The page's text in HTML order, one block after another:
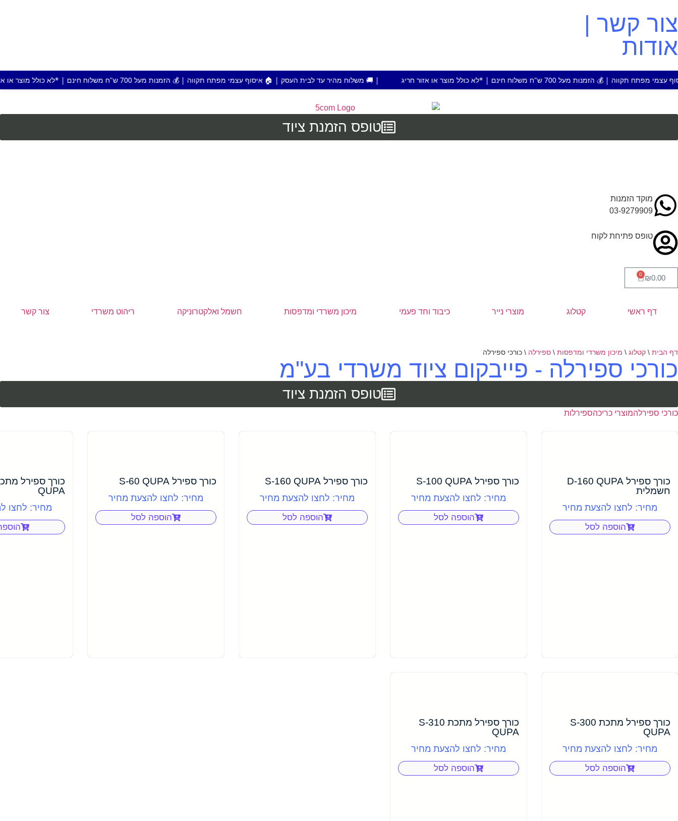
צור קשר |
אודות
700 ש"ח משלוח חינם | *לא כולל מוצר או אזור חריג | 🚚 משלוח מהיר עד לבית העסק | 🏠 איסוף עצמי מפתח תקווה | 💰 הזמנות מעל 700 ש"ח משלוח חינם | *לא כולל מוצר או אזור חריג |
טופס הזמנת ציוד
מוקד הזמנות
03-9279909
טופס פתיחת לקוח
₪0.00
0
דף ראשי קטלוג מוצרי נייר כיבוד וחד פעמי מיכון משרדי ומדפסות חשמל ואלקטרוניקה ריהוט משרדי צור קשר
דף הבית \ קטלוג \ מיכון משרדי ומדפסות \ ספירלה \ כורכי ספירלה
כורכי ספירלה - פייבקום ציוד משרדי בע"מ
טופס הזמנת ציוד
כורכי ספירלהמוצרי כריכהספירלות
כורך ספירל D-160 QUPA
חשמלית
מחיר: לחצו להצעת מחיר
הוספה לסל
כורך ספירל S-100 QUPA
מחיר: לחצו להצעת מחיר
הוספה לסל
כורך ספירל S-160 QUPA
מחיר: לחצו להצעת מחיר
הוספה לסל
כורך ספירל S-60 QUPA
מחיר: לחצו להצעת מחיר
הוספה לסל
QUPA
מחיר: לחצו
כורך ספירל מתכת S-300
QUPA
מחיר: לחצו להצעת מחיר
הוספה לסל
כורך ספירל מתכת S-310
QUPA
מחיר: לחצו להצעת מחיר
הוספה לסל